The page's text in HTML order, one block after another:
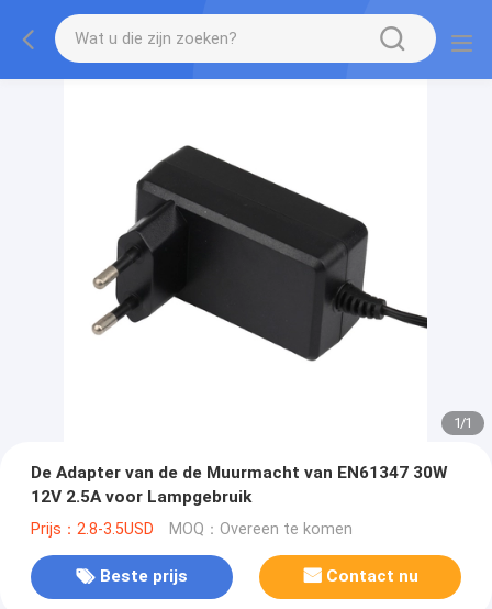
1/1
De Adapter van de de Muurmacht van EN61347 30W
12V 2.5A voor Lampgebruik
Prijs：2.8-3.5USD MOQ：Overeen te komen
Beste prijs Contact nu